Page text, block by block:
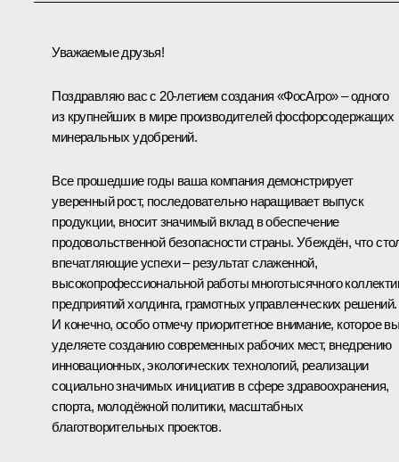
Уважаемые друзья!
Поздравляю вас с 20-летием создания «ФосАгро» – одного
из крупнейших в мире производителей фосфорсодержащих
минеральных удобрений.
Все прошедшие годы ваша компания демонстрирует
уверенный рост, последовательно наращивает выпуск
продукции, вносит значимый вклад в обеспечение
продовольственной безопасности страны. Убеждён, что
впечатляющие успехи – результат слаженной,
высокопрофессиональной работы многотысячного
предприятий холдинга, грамотных управленческих решений.
И конечно, особо отмечу приоритетное внимание, которое
уделяете созданию современных рабочих мест, внедрению
инновационных, экологических технологий, реализации
социально значимых инициатив в сфере здравоохранения,
спорта, молодёжной политики, масштабных
благотворительных проектов.